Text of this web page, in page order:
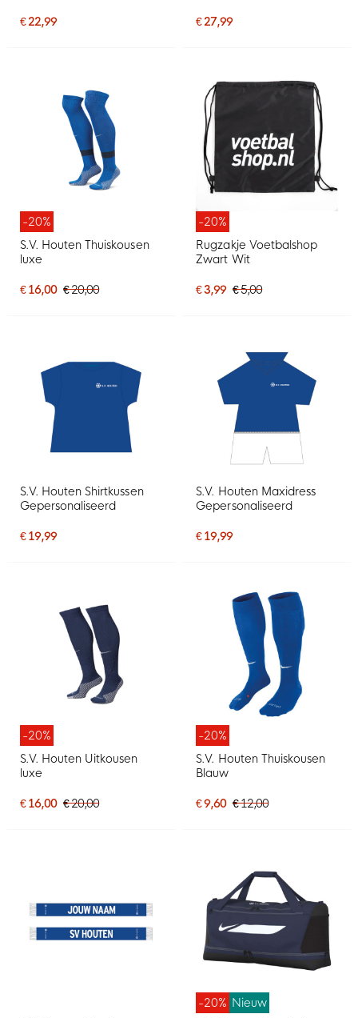
€ 22,99
Wit
€ 27,99
-20%
S.V. Houten Thuiskousen
luxe
€ 16,00 € 20,00
-20%
Rugzakje Voetbalshop
Zwart Wit
€ 3,99 € 5,00
S.V. Houten Shirtkussen
Gepersonaliseerd
€ 19,99
S.V. Houten Maxidress
Gepersonaliseerd
€ 19,99
-20%
S.V. Houten Uitkousen
luxe
€ 16,00 € 20,00
-20%
S.V. Houten Thuiskousen
Blauw
€ 9,60 € 12,00
-20% Nieuw